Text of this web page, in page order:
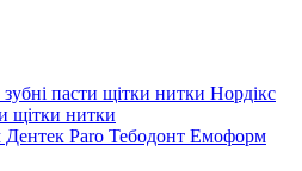
Нордікс
щітки нитки
Тебодонт Емоформ